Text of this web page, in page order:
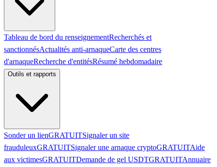
Tableau de bord du renseignementRecherchés et
sanctionnésActualités anti-arnaqueCarte des centres
d'arnaqueRecherche d'entitésRésumé hebdomadaire
Outils et rapports
Sonder un lienGRATUITSignaler un site
frauduleuxGRATUITSignaler une arnaque cryptoGRATUITAide
aux victimesGRATUITDemande de gel USDTGRATUITAnnuaire